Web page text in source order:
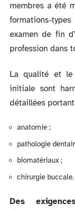
membres a été
formations-
examen de fin
profession dans
La qualité et le
initiale sont
détaillées
anatomie ;
pathologie
biomatériaux ;
chirurgie buccale.
Des